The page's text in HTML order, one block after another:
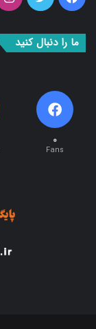
ما را دنبال کنید
۰
Fans